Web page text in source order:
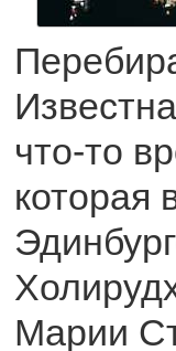
что-то
которая
Марии